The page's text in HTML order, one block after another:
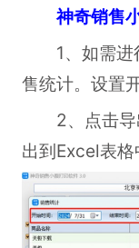
神奇销售
1、如需进
售统计。设置
2、点击导
出到Excel表格